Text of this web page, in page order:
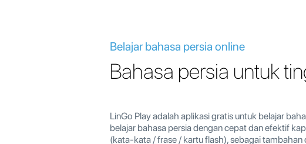
Belajar bahasa persia online
Bahasa persia untuk
LinGo Play adalah aplikasi gratis untuk belajar
belajar bahasa persia dengan cepat dan efektif
(kata-kata / frase / kartu flash), sebagai tambahan